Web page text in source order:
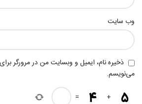
وب‌ سایت
ذخیره نام، ایمیل و وبسایت من در مرورگر
می‌نویسم.
+
=